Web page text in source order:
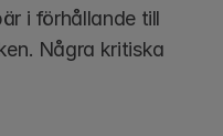
i förhållande till
Några kritiska